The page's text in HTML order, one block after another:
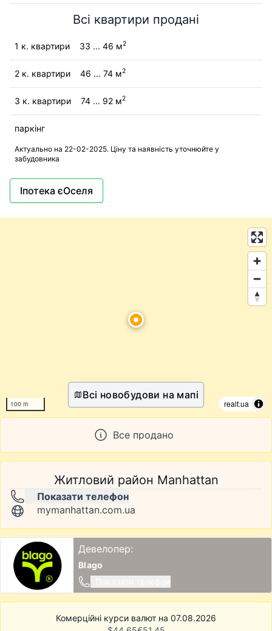
Всі квартири продані
1 к. квартири 33 ... 46 м2
2 к. квартири 46 ... 74 м2
3 к. квартири 74 ... 92 м2
паркінг
Актуально на 22-02-2025. Ціну та наявність уточнюйте у
забудовника
Іпотека єОселя
100 m realt.ua
Всі новобудови на мапі
Все продано
Житловий район Manhattan
Показати телефон
mymanhattan.com.ua
Девелопер:
Blago
Комерційні курси валют на 07.08.2026